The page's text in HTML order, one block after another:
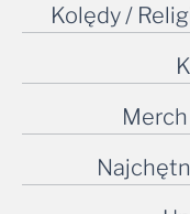
Kolędy /